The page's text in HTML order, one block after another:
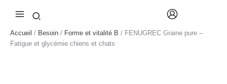
Accueil / Besoin / Forme et vitalité B / FENUGREC Graine pure –
Fatigue et glycémie chiens et chats
Fatigue
glycémie
chiens